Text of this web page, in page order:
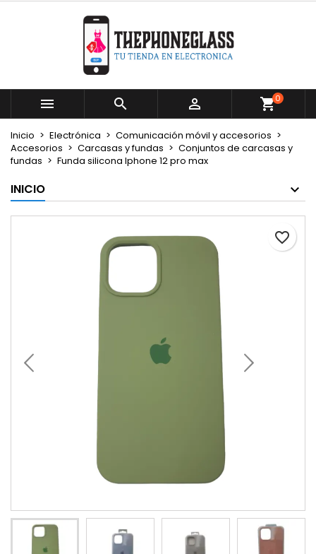
   0
Inicio Electrónica
Comunicación móvil y accesorios
Accesorios
Carcasas y fundas
Conjuntos de carcasas y
fundas
Funda silicona Iphone 12 pro max
INICIO
favorite_border
Mi lista de deseos
Crear nueva lista
Crear lista de deseos
Nombre de la lista de deseos
Cancelar Crear lista de deseos
Iniciar sesión
Debe iniciar sesión para guardar productos en su
lista de deseos.
Cancelar Iniciar sesión